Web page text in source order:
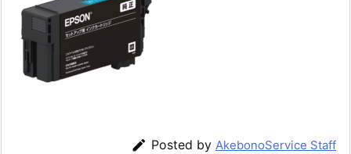
 Posted by AkebonoService Staff